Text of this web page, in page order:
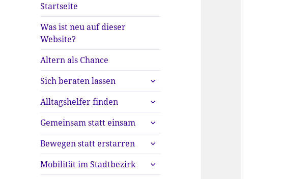
Startseite
Was ist neu auf dieser
Website?
Altern als Chance
Sich beraten lassen
untermenü
anzeigen
Alltagshelfer finden
untermenü
anzeigen
Gemeinsam statt einsam
untermenü
anzeigen
Bewegen statt erstarren
untermenü
anzeigen
Mobilität im Stadtbezirk
untermenü
anzeigen